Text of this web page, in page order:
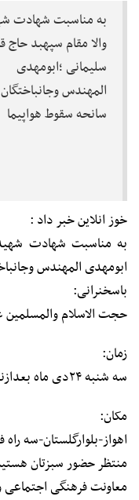
به مناسبت شهادت
والا مقام سپهبد حاج
سلیمانی ؛ابومهدی
المهندس وجانباختگان
سانحه سقوط هواپیما
خوز انلاین خبر داد :
به مناسبت شهادت
ابومهدی المهندس
باسخنرانی:
حجت الاسلام والمسلمین
زمان:
سه شنبه ۲۴دی ماه بعدازنمازمغرب وعشاء
مکان:
اهواز-بلوارگلستان-سه
منتظر حضور سبزتان
معاونت فرهنگی اجتماعی